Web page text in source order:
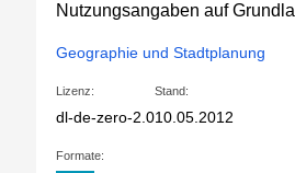
Nutzungsangaben auf
Geographie und Stadtplanung
Lizenz:
dl-de-zero-2.0
Stand:
10.05.2012
Formate: